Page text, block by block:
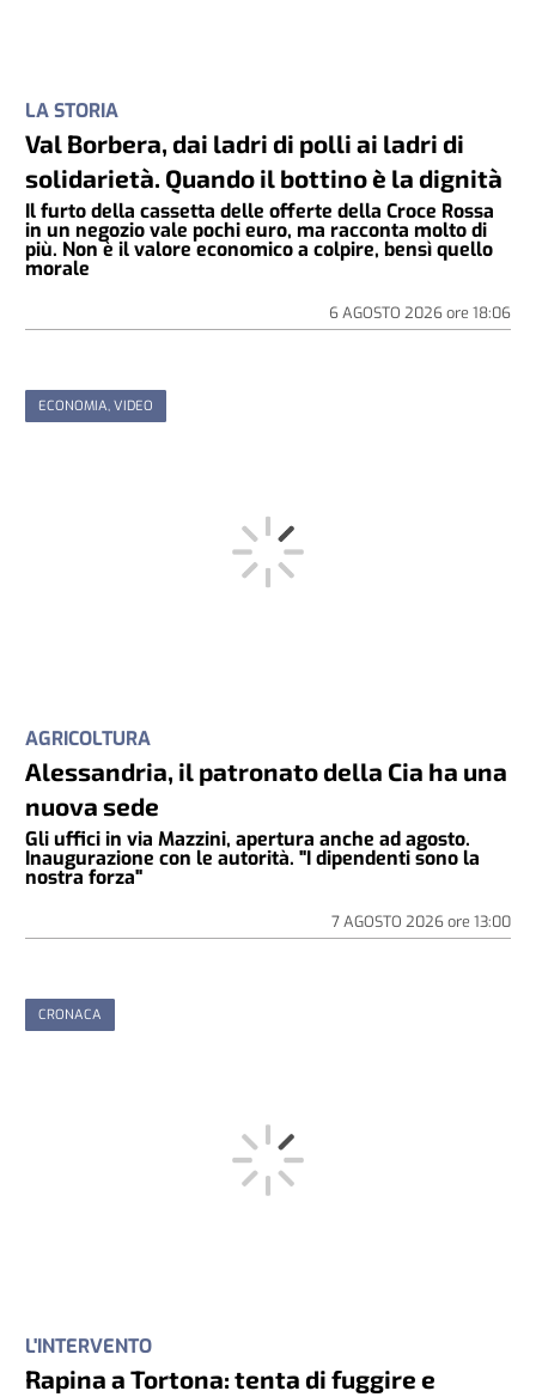
LA STORIA
Val Borbera, dai ladri di polli ai ladri di
solidarietà. Quando il bottino è la dignità
Il furto della cassetta delle offerte della Croce Rossa
in un negozio vale pochi euro, ma racconta molto di
più. Non è il valore economico a colpire, bensì quello
morale
6 AGOSTO 2026ore 18:06
ECONOMIA, VIDEO
AGRICOLTURA
Alessandria, il patronato della Cia ha una
nuova sede
Gli uffici in via Mazzini, apertura anche ad agosto.
Inaugurazione con le autorità. "I dipendenti sono la
nostra forza"
7 AGOSTO 2026ore 13:00
CRONACA
L'INTERVENTO
Rapina a Tortona: tenta di fuggire e